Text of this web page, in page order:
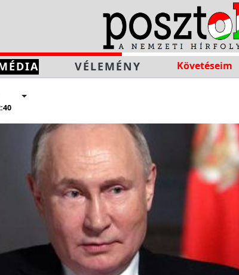
VÉLEMÉNY Követéseim